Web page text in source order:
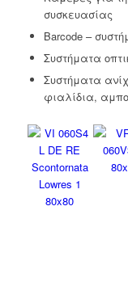
συσκευασίας
Barcode –
Συστήματα
Συστήματα
φιαλίδια,